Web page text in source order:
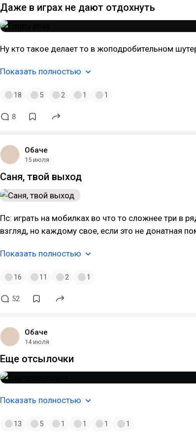
Даже в играх не дают отдохнуть
Ну кто такое делает то в жоподробительном
Показать полностью
18 5 2 1 1
8
Обаче
15 июля
Саня, твой выход
Пс: играть на мобилках во что то сложнее три в
взгляд, но каждому свое, если это не донатная
Показать полностью
16 11 2 1
52
Обаче
14 июля
Еще отсылочки
Показать полностью
13 5 1 1 1 1